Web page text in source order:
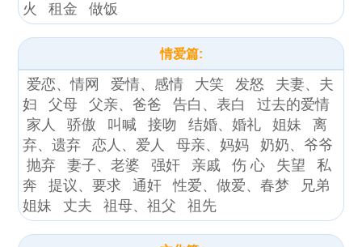
火
租金 做饭
情爱篇:
爱恋、情网 爱情、感情 大笑 发怒
夫妻、夫
妇
父母 父亲、爸爸 告白、表白
过去的爱情
家人
骄傲 叫喊 接吻 结婚、婚礼 姐妹
离
弃、遗弃
恋人、爱人 母亲、妈妈
奶奶、爷爷
抛弃
妻子、老婆 强奸 亲戚 伤 心 失望
私
奔
提议、要求 通奸 性爱、做爱、春梦
兄弟
姐妹
丈夫 祖母、祖父 祖先